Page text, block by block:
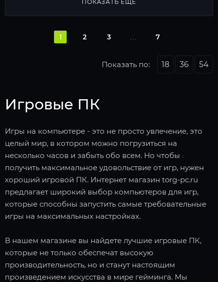
ПОКАЗАТЬ ЕЩЕ
1 2 3 7
Показать по: 18 36 54
Игровые ПК
Игры на компьютере - это не просто увлечение, это
целый мир, в котором можно погрузиться на
несколько часов и забыть обо всем. Но чтобы
получить максимальное удовольствие от игр, нужен
хороший игровой ПК. Интернет магазин torg-pc.ru
предлагает широкий выбор компьютеров для игр,
которые способны запустить самые требовательные
игры на максимальных настройках.
В нашем магазине вы найдете лучшие игровые ПК,
которые не только обеспечат высокую
производительность, но и станут настоящим
произведением искусства в мире гейминга. Мы